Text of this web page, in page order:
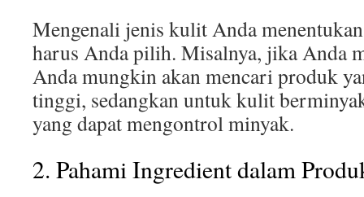
Mengenali jenis kulit Anda
harus Anda pilih. Misalnya, jika Anda
Anda mungkin akan mencari produk
tinggi, sedangkan untuk kulit
yang dapat mengontrol minyak.
2. Pahami Ingredient dalam